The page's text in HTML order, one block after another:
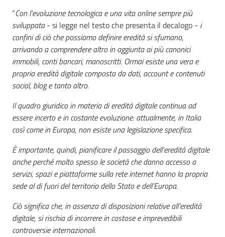
“Con l’evoluzione tecnologica e una vita online sempre più
sviluppata- si legge nel testo che presenta il decalogo - i
confini di ciò che possiamo definire eredità si sfumano,
arrivando a comprendere altro in aggiunta ai più canonici
immobili, conti bancari, manoscritti. Ormai esiste una vera e
propria eredità digitale composta da dati, account e contenuti
social, blog e tanto altro.
Il quadro giuridico in materia di eredità digitale continua ad
essere incerto e in costante evoluzione: attualmente, in Italia
così come in Europa, non esiste una legislazione specifica.
È importante, quindi, pianificare il passaggio dell’eredità digitale
anche perché molto spesso le società che danno accesso a
servizi, spazi e piattaforme sulla rete internet hanno la propria
sede al di fuori del territorio dello Stato e dell’Europa.
Ciò significa che, in assenza di disposizioni relative all’eredità
digitale, si rischia di incorrere in costose e imprevedibili
controversie internazionali.